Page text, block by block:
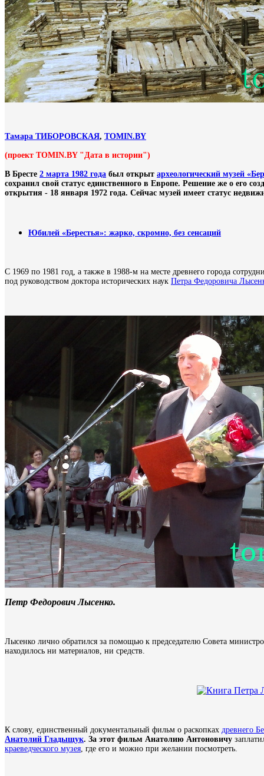
Тамара ТИБОРОВСКАЯ, TOMIN.BY
(проект TOMIN.BY "Дата в истории")
В Бресте 2 марта 1982 года был открыт археологический музей
сохранил свой статус единственного в Европе. Решение же о его
открытия - 18 января 1972 года. Сейчас музей имеет статус
Юбилей «Берестья»: жарко, скромно, без сенсаций
С 1969 по 1981 год, а также в 1988-м на месте древнего города
под руководством доктора исторических наук Петра Федоровича
Петр Федорович Лысенко.
Лысенко лично обратился за помощью к председателю Совета
находилось ни материалов, ни средств.
К слову, единственный документальный фильм о раскопках древнего
Анатолий Гладыщук. За этот фильм Анатолию Антоновичу
краеведческого музея , где его и можно при желании посмотреть.